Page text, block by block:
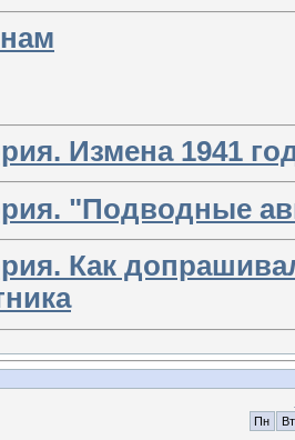
Измена 1941
"Подводные
Как
Пн
Вт